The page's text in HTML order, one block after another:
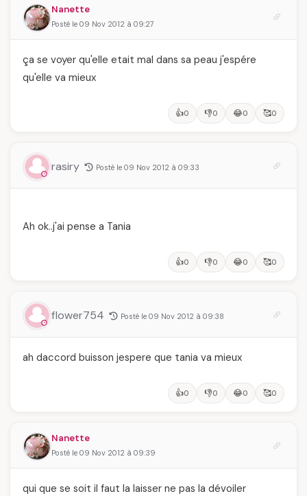
Nanette
Posté le 09 Nov 2012 à 09:27
ça se voyer qu'elle etait mal dans sa peau j'espére
qu'elle va mieux
👍0 👎0 😂0 🥰0
rasiry Posté le 09 Nov 2012 à 09:33
Ah ok..j'ai pense a Tania
👍0 👎0 😂0 🥰0
flower754 Posté le 09 Nov 2012 à 09:38
ah daccord buisson jespere que tania va mieux
👍0 👎0 😂0 🥰0
Nanette
Posté le 09 Nov 2012 à 09:39
qui que se soit il faut la laisser ne pas la dévoiler